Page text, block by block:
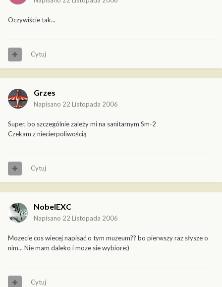
Oczywiście tak...
Cytuj
Grzes
Napisano 22 Listopada 2006
Super, bo szczególnie zależy mi na sanitarnym Sm-2
Czekam z niecierpoliwością
Cytuj
NobelEXC
Napisano 22 Listopada 2006
Mozecie cos wiecej napisać o tym muzeum?? bo pierwszy raz słysze o
nim... Nie mam daleko i moze sie wybiore:)
Cytuj